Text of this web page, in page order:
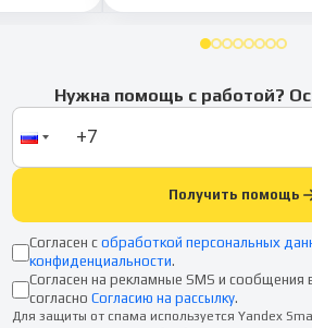
Нужна помощь с работой?
Получить помощь
Согласен с обработкой персональных
конфиденциальности.
Согласен на рекламные SMS и сообщения
согласно Согласию на рассылку.
Для защиты от спама используется Yandex